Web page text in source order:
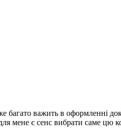
багато важить в оформленні
мене є сенс вибрати саме цю